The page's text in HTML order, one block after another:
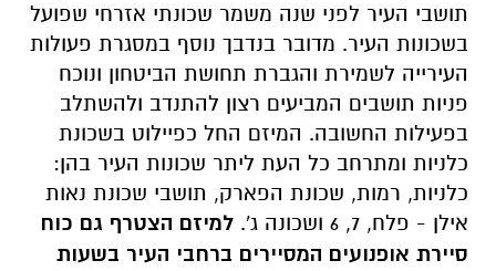
תושבי העיר לפני שנה משמר שכונתי אזרחי שפועל
בשכונות העיר. מדובר בנדבך נוסף במסגרת פעולות
העירייה לשמירת והגברת תחושת הביטחון ונוכח
פניות תושבים המביעים רצון להתנדב ולהשתלב
בפעילות החשובה. המיזם החל כפיילוט בשכונת
כלניות ומתרחב כל העת ליתר שכונות העיר בהן:
כלניות, רמות, שכונת הפארק, תושבי שכונת נאות
אילן - פלח, 7, 6 ושכונה ג'.
למיזם הצטרף גם כוח
סיירת אופנועים המסיירים ברחבי העיר בשעות